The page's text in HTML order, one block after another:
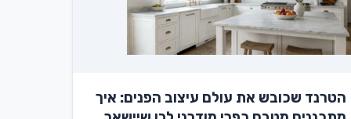
הטרנד שכובש את עולם עיצוב הפנים: איך